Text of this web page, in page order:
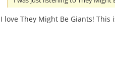
I love They Might Be Giants! This